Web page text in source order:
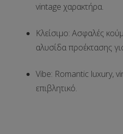
vintage χαρακτήρα.
Κλείσιμο: Ασφαλές
αλυσίδα προέκτασης
Vibe: Romantic luxury,
επιβλητικό.